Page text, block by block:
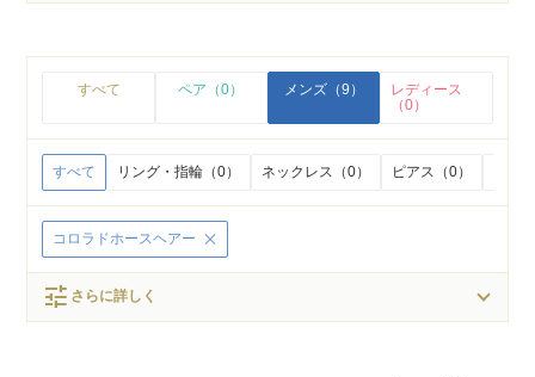
すべて ペア（0） メンズ（9）
レディース
（0）
すべて リング・指輪（0） ネックレス（0） ピアス（0）
コロラドホースヘアー
tune さらに詳しく